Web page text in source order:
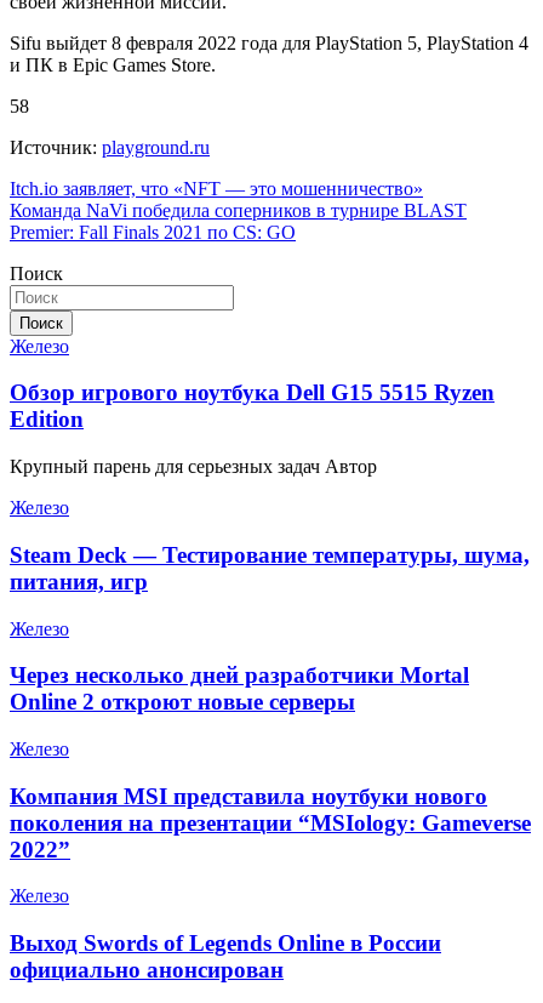
Sifu выйдет 8 февраля 2022 года для PlayStation 5, PlayStation 4
и ПК в Epic Games Store.
58
Источник: playground.ru
Навигация
по
Itch.io заявляет, что «NFT — это мошенничество»
Команда NaVi победила соперников в турнире BLAST
Premier: Fall Finals 2021 по CS: GO
Поиск
Поиск
Железо
Обзор игрового ноутбука Dell G15 5515 Ryzen
Edition
Крупный парень для серьезных задач Автор
Железо
Steam Deck — Тестирование температуры, шума,
питания, игр
Железо
Через несколько дней разработчики Mortal
Online 2 откроют новые серверы
Железо
Компания MSI представила ноутбуки нового
поколения на презентации “MSIology: Gameverse
2022”
Железо
Выход Swords of Legends Online в России
официально анонсирован